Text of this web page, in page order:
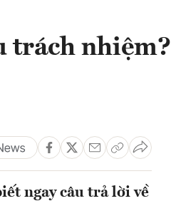
trách nhiệm?
ngay câu trả lời về